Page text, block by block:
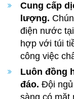
Cung cấp
lượng.
điện nước
hợp với túi
công việc
Luôn đồng
đáo. Đội
sàng có mặt